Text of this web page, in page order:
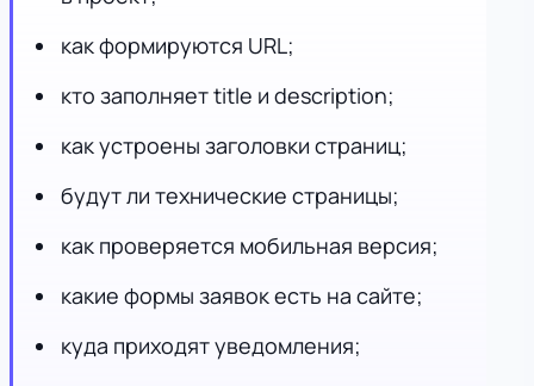
как формируются URL;
кто заполняет title и description;
как устроены заголовки страниц;
будут ли технические страницы;
как проверяется мобильная версия;
какие формы заявок есть на сайте;
куда приходят уведомления;